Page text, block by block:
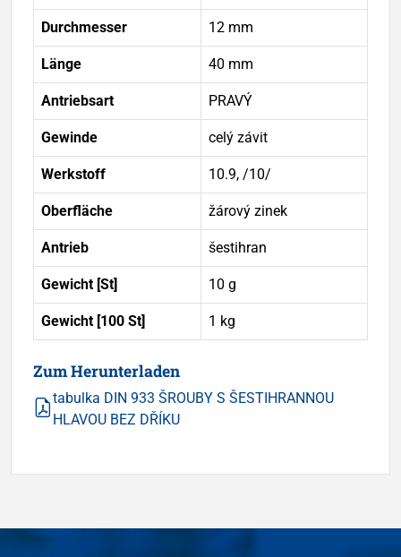
Durchmesser 12 mm
Länge 40 mm
Antriebsart PRAVÝ
Gewinde celý závit
Werkstoff 10.9, /10/
Oberfläche žárový zinek
Antrieb šestihran
Gewicht [St] 10 g
Gewicht [100 St] 1 kg
Zum Herunterladen
tabulka DIN 933 ŠROUBY S ŠESTIHRANNOU
HLAVOU BEZ DŘÍKU